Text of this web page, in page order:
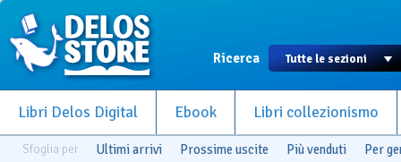
Ricerca
Libri Delos Digital Ebook Libri collezionismo
Sfoglia per Ultimi arrivi Prossime uscite Più venduti Per